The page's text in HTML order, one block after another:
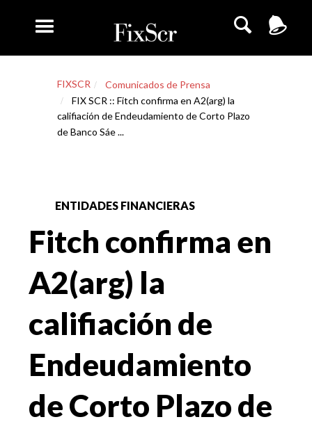
FIXSCR
Comunicados de Prensa
FIX SCR :: Fitch confirma en A2(arg) la
califiación de Endeudamiento de Corto Plazo
de Banco Sáe ...
ENTIDADES FINANCIERAS
Fitch confirma en
A2(arg) la
califiación de
Endeudamiento
de Corto Plazo de